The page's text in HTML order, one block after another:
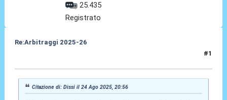
25.435
Registrato
Re:Arbitraggi 2025-26
#1
Citazione di: Dissi il 24 Ago 2025, 20:56